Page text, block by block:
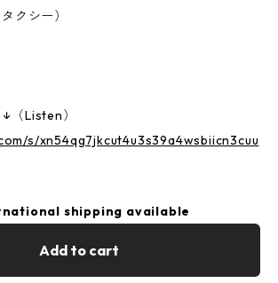
クシー）
（Listen）
s/xn54qg7jkcut4u3s39a4wsbiicn3cuu
shipping available
Add to cart